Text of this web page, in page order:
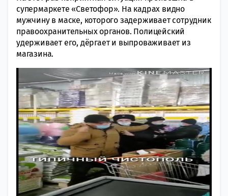
супермаркете «Светофор». На кадрах видно
мужчину в маске, которого задерживает сотрудник
правоохранительных органов. Полицейский
удерживает его, дёргает и выпроваживает из
магазина.